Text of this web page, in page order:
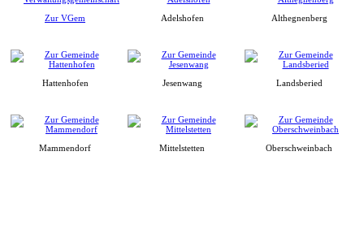
Zur VGem Adelshofen Althegnenberg
Hattenhofen Jesenwang Landsberied
Mammendorf Mittelstetten Oberschweinbach